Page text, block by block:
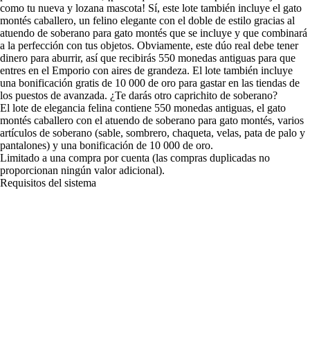
como tu nueva y lozana mascota! Sí, este lote también incluye el gato
montés caballero, un felino elegante con el doble de estilo gracias al
atuendo de soberano para gato montés que se incluye y que combinará
a la perfección con tus objetos. Obviamente, este dúo real debe tener
dinero para aburrir, así que recibirás 550 monedas antiguas para que
entres en el Emporio con aires de grandeza. El lote también incluye
una bonificación gratis de 10 000 de oro para gastar en las tiendas de
los puestos de avanzada. ¿Te darás otro caprichito de soberano?
El lote de elegancia felina contiene 550 monedas antiguas, el gato
montés caballero con el atuendo de soberano para gato montés, varios
artículos de soberano (sable, sombrero, chaqueta, velas, pata de palo y
pantalones) y una bonificación de 10 000 de oro.
Limitado a una compra por cuenta (las compras duplicadas no
proporcionan ningún valor adicional).
Requisitos del sistema